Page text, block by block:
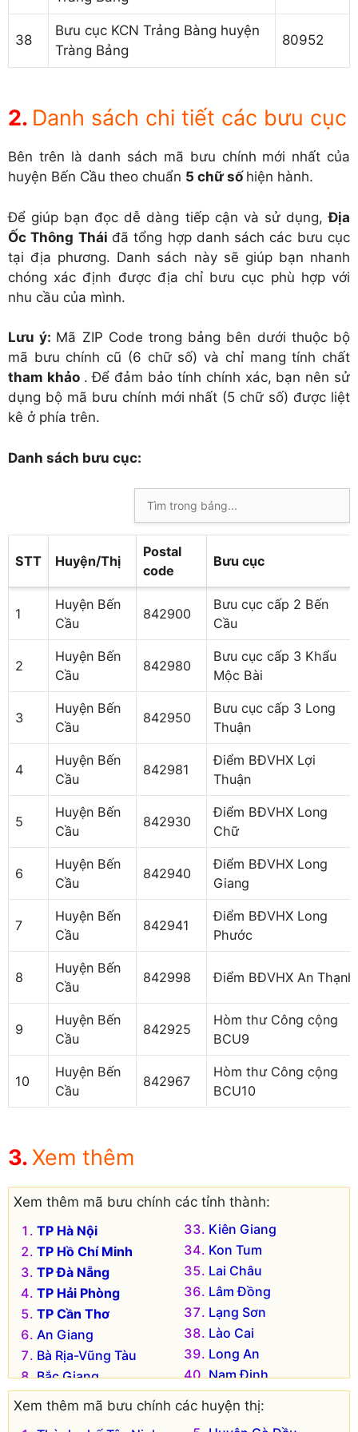
38
Bưu cục KCN Trảng Bàng huyện
Tràng Bảng
80952
Danh sách chi tiết các bưu cục
Bên trên là danh sách mã bưu chính mới nhất của
huyện Bến Cầu theo chuẩn 5 chữ số hiện hành.
Để giúp bạn đọc dễ dàng tiếp cận và sử dụng,Địa
Ốc Thông Thái đã tổng hợp danh sách các bưu cục
tại địa phương. Danh sách này sẽ giúp bạn nhanh
chóng xác định được địa chỉ bưu cục phù hợp với
nhu cầu của mình.
Lưu ý: Mã ZIP Code trong bảng bên dưới thuộc bộ
mã bưu chính cũ (6 chữ số) và chỉ mang tính chất
tham khảo . Để đảm bảo tính chính xác, bạn nên sử
dụng bộ mã bưu chính mới nhất (5 chữ số) được liệt
kê ở phía trên.
Danh sách bưu cục:
STT Huyện/Thị
Postal
code
Bưu cục
1
Huyện Bến
Cầu
842900
Bưu cục cấp 2 Bến
Cầu
2
Huyện Bến
Cầu
842980
Bưu cục cấp 3 Khẩu
Mộc Bài
3
Huyện Bến
Cầu
842950
Bưu cục cấp 3 Long
Thuận
4
Huyện Bến
Cầu
842981
Điểm BĐVHX Lợi
Thuận
5
Huyện Bến
Cầu
842930
Điểm BĐVHX Long
Chữ
6
Huyện Bến
Cầu
842940
Điểm BĐVHX Long
Giang
7
Huyện Bến
Cầu
842941
Điểm BĐVHX Long
Phước
8
Huyện Bến
Cầu
842998 Điểm BĐVHX An Thạnh
9
Huyện Bến
Cầu
842925
Hòm thư Công cộng
BCU9
10
Huyện Bến
Cầu
842967
Hòm thư Công cộng
BCU10
Xem thêm
Xem thêm mã bưu chính các tỉnh thành:
TP Hà Nội
TP Hồ Chí Minh
TP Đà Nẵng
TP Hải Phòng
TP Cần Thơ
An Giang
Bà Rịa-Vũng Tàu
Bắc Giang
Bắc Kạn
Kiên Giang
Kon Tum
Lai Châu
Lâm Đồng
Lạng Sơn
Lào Cai
Long An
Nam Định
Nghệ An
Ninh Bình
Xem thêm mã bưu chính các huyện thị: